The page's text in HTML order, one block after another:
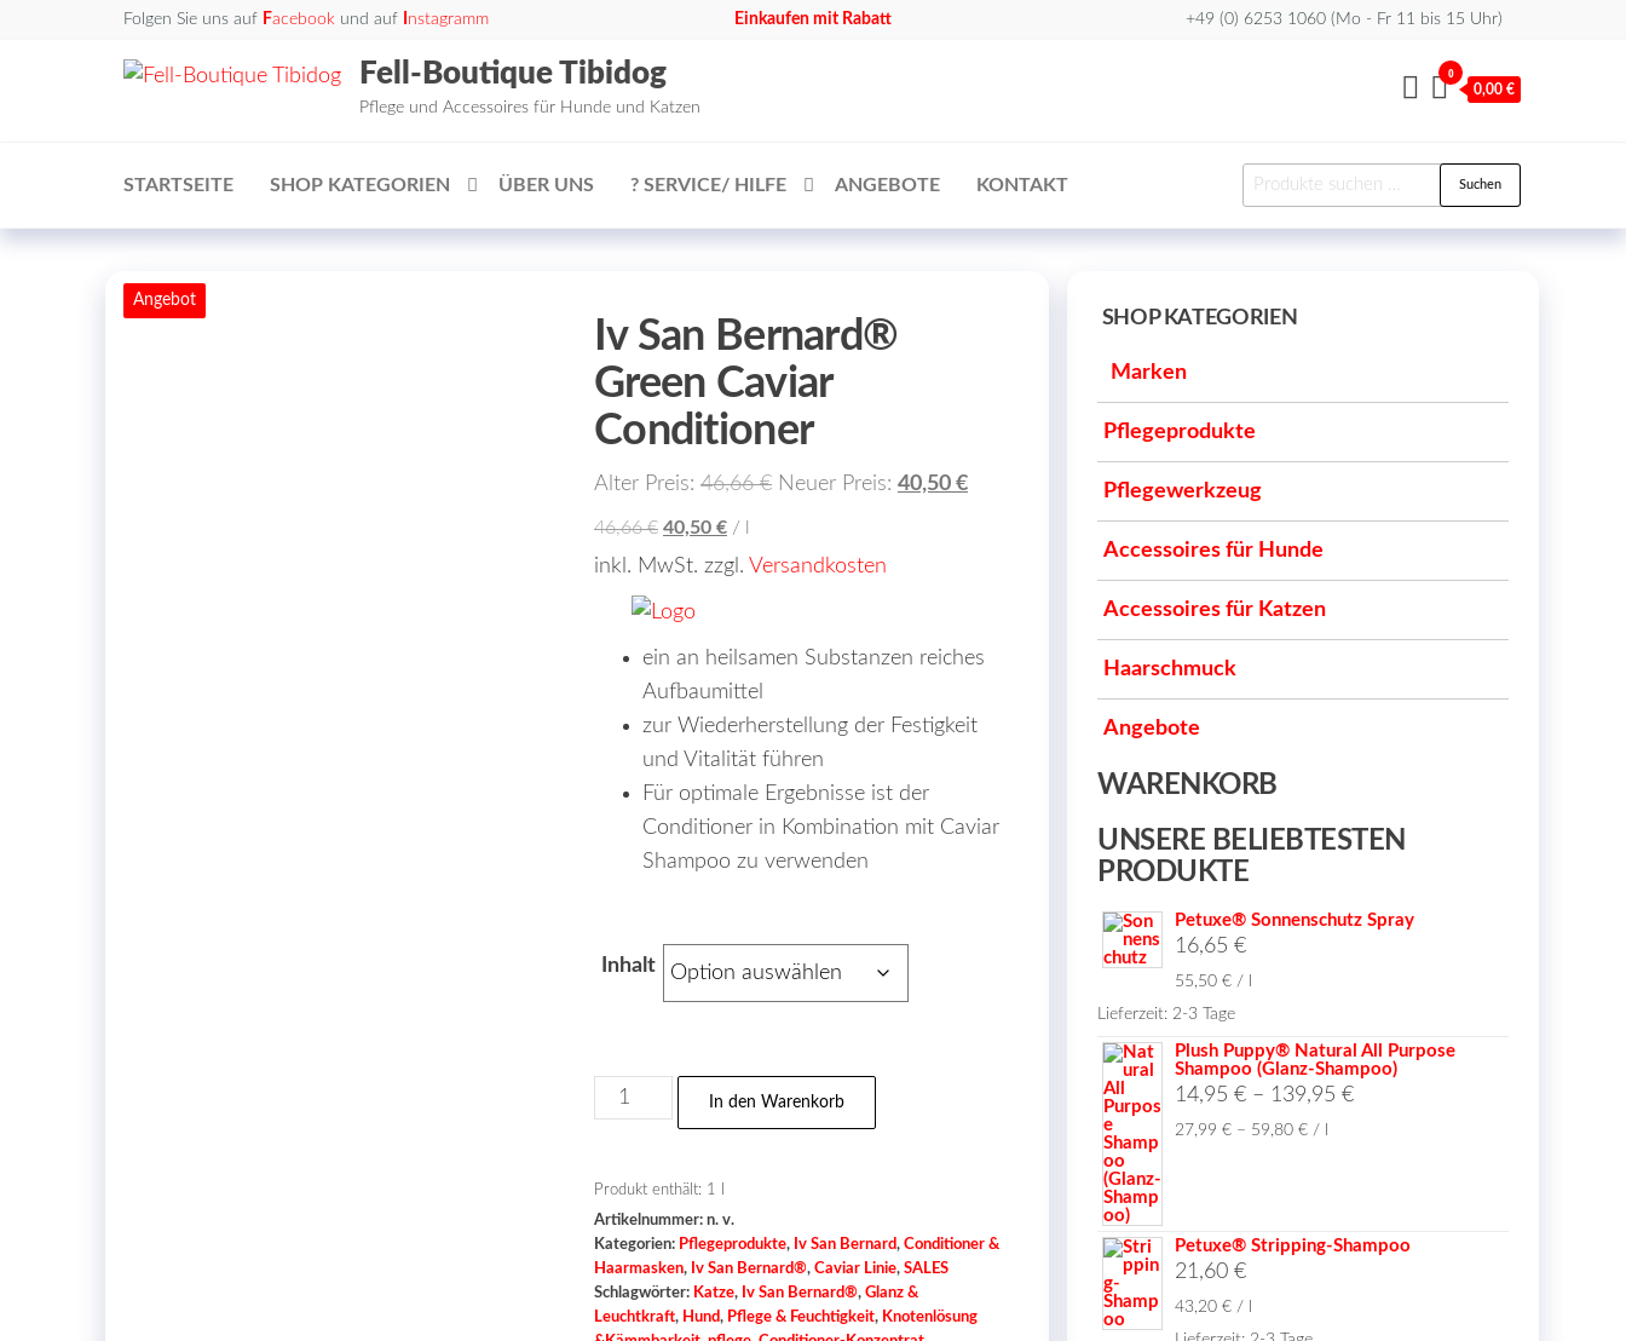
Folgen Sie uns auf Facebook und auf nstagramm Einkaufen mit Rabatt +49 (0) 6253 1060 (Mo - Fr 11 bis 15 Uhr)
Fell-Boutique Tibidog
Pflege und Accessoires für Hunde und Katzen
0
0,00 €
STARTSEITE SHOP KATEGORIEN ÜBER UNS ? SERVICE/ HILFE ANGEBOTE KONTAKT
Suchen
nach:
Suchen
Angebot
Iv San Bernard®
Green Caviar
Conditioner
Alter Preis: 46,66€ Ursprünglicher
Neuer Preis: 40,50 €Aktueller
46,66€ Ursprünglicher
Preis
46,66 €
40,50 €Aktueller
Preis
/
inkl. MwSt. zzgl. Versandkosten
ein an heilsamen Substanzen reiches
Aufbaumittel
zur Wiederherstellung der Festigkeit
und Vitalität führen
Für optimale Ergebnisse ist der
Conditioner in Kombination mit Caviar
Shampoo zu verwenden
Inhalt
San
Green
Caviar
Conditioner
Menge
In den Warenkorb
Produkt enthält: 1
Artikelnummer: n. v.
Kategorien: Pflegeprodukte, Iv San Bernard, Conditioner &
Haarmasken, Iv San Bernard®, Caviar Linie, SALES
Schlagwörter: Katze, Iv San Bernard®, Glanz &
Leuchtkraft, Hund, Pflege & Feuchtigkeit, Knotenlösung
SHOP KATEGORIEN
Marken
Pflegeprodukte
Pflegewerkzeug
Accessoires für Hunde
Accessoires für Katzen
Haarschmuck
Angebote
WARENKORB
UNSERE BELIEBTESTEN
PRODUKTE
Petuxe® Sonnenschutz Spray
16,65 €
55,50 € /
Lieferzeit: 2-3 Tage
Plush Puppy® Natural All Purpose
Shampoo (Glanz-Shampoo)
14,95 € – 139,95 €
27,99 € – 59,80 € /
Petuxe® Stripping-Shampoo
21,60 €
43,20 € /